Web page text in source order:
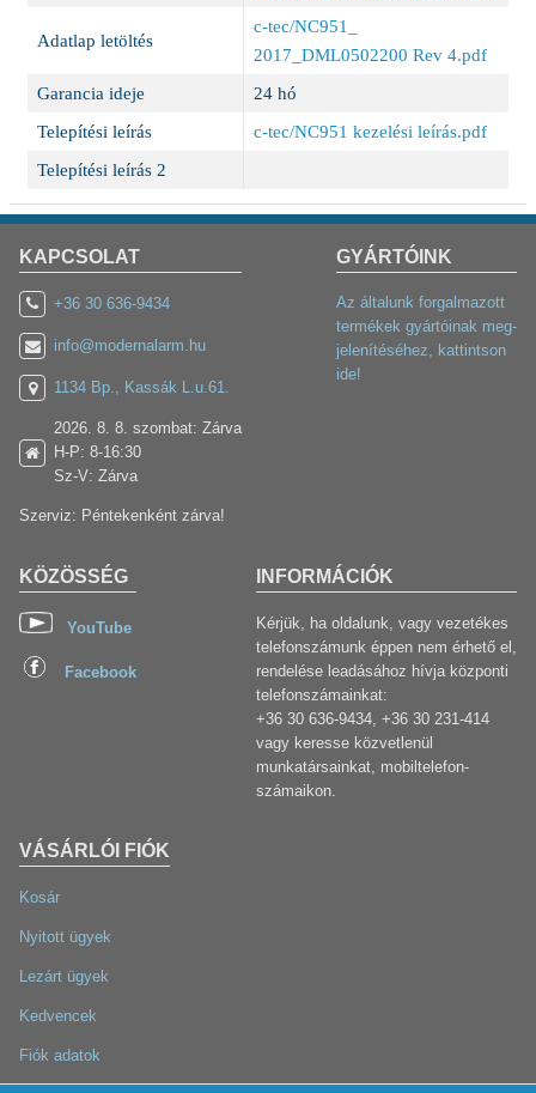
Adatlap letöltés
c-tec/NC951_
2017_DML0502200 Rev 4.pdf
Garancia ideje
24 hó
Telepítési leírás
c-tec/NC951 kezelési leírás.pdf
Telepítési leírás 2
KAPCSOLAT
+36 30 636-9434
info@modernalarm.hu
1134 Bp., Kassák L.u.61.
2026. 8. 8. szombat: Zárva
H-P: 8-16:30
Sz-V: Zárva
Szerviz: Péntekenként zárva!
VÁSÁRLÓI FIÓK
Kosár
Nyitott ügyek
Lezárt ügyek
Kedvencek
Fiók adatok
KÖZÖSSÉG
YouTube
Facebook
INFORMÁCIÓK
Kérjük, ha oldalunk, vagy vezetékes
telefonszámunk éppen nem érhető el,
rendelése leadásához hívja központi
telefonszámainkat:
+36 30 636-9434, +36 30 231-414
vagy keresse közvetlenül
munkatársainkat, mobiltelefon-
számaikon.
GYÁRTÓINK
Az általunk forgalmazott
termékek gyártóinak meg-
jelenítéséhez, kattintson
ide!